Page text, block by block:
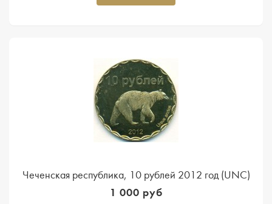
Чеченская республика, 10 рублей 2012 год (UNC)
1 000 руб